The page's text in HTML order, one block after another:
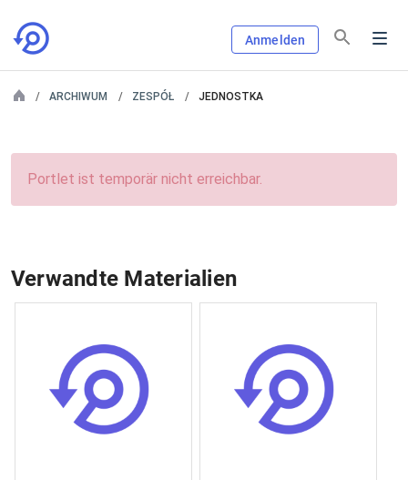
Anmelden
ARCHIWUM ZESPÓŁ JEDNOSTKA
Portlet ist temporär nicht erreichbar.
Verwandte Materialien